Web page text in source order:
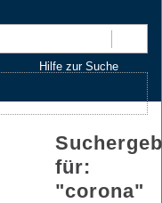
Hilfe zur Suche
für:
"corona"